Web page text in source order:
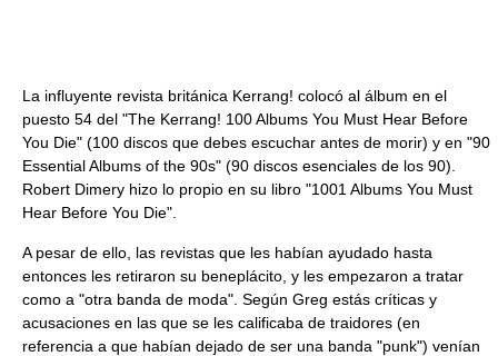
La influyente revista británica Kerrang! colocó al álbum en el
puesto 54 del "The Kerrang! 100 Albums You Must Hear Before
You Die" (100 discos que debes escuchar antes de morir) y en "90
Essential Albums of the 90s" (90 discos esenciales de los 90).
Robert Dimery hizo lo propio en su libro "1001 Albums You Must
Hear Before You Die".
A pesar de ello, las revistas que les habían ayudado hasta
entonces les retiraron su beneplácito, y les empezaron a tratar
como a "otra banda de moda". Según Greg estás críticas y
acusaciones en las que se les calificaba de traidores (en
referencia a que habían dejado de ser una banda "punk") venían